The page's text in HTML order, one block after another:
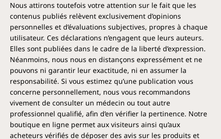
Rester en équilibre – quoi que la vie
apporte
Pour que le métabolisme, les enzymes digestives et
d'autres fonctions corporelles fonctionnent de
manière optimale, le corps a besoin d'un équilibre
acido-basique harmonieux. Une cure de comprimés
basiques Unimedica peut compléter une
alimentation équilibrée riche en fruits et légumes
alcalinisants et aider à retrouver un équilibre naturel.
Nos comprimés basiques sont sans sucres ajoutés et
soutiennent le corps grâce à des minéraux, oligo-
Nous attirons toutefois votre attention sur le fait que les
contenus publiés relèvent exclusivement d’opinions
personnelles et d’évaluations subjectives, propres à chaque
utilisateur. Ces déclarations n’engagent que leurs auteurs.
Elles sont publiées dans le cadre de la liberté d’expression.
Néanmoins, nous nous en distançons expressément et ne
pouvons ni garantir leur exactitude, ni en assumer la
responsabilité. Si vous estimez qu’une publication vous
concerne personnellement, nous vous recommandons
vivement de consulter un médecin ou tout autre
professionnel qualifié, afin d’en vérifier la pertinence. Notre
boutique en ligne permet aux visiteurs ainsi qu’aux
acheteurs vérifiés de déposer des avis sur les produits et